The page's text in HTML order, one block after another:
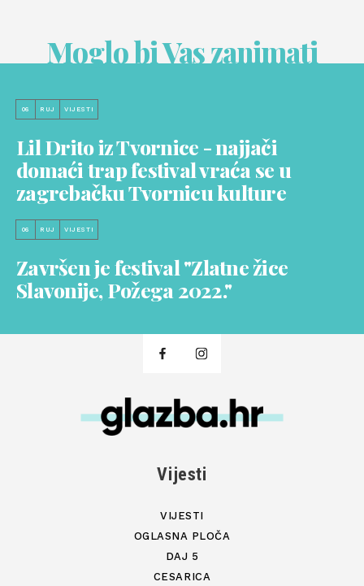
Moglo bi Vas zanimati
06 RUJ VIJESTI
Lil Drito iz Tvornice - najjači
domaći trap festival vraća se u
zagrebačku Tvornicu kulture
06 RUJ VIJESTI
Završen je festival "Zlatne žice
Slavonije, Požega 2022."
Vijesti
VIJESTI
OGLASNA PLOČA
DAJ 5
CESARICA